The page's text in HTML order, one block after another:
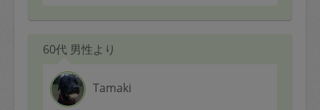
60代 男性より
Tamaki